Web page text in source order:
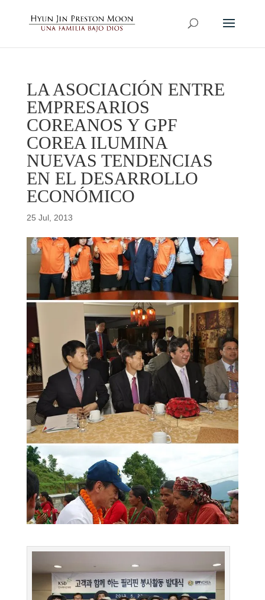
LA ASOCIACIÓN ENTRE
EMPRESARIOS
COREANOS Y GPF
COREA ILUMINA
NUEVAS TENDENCIAS
EN EL DESARROLLO
ECONÓMICO
25 Jul, 2013